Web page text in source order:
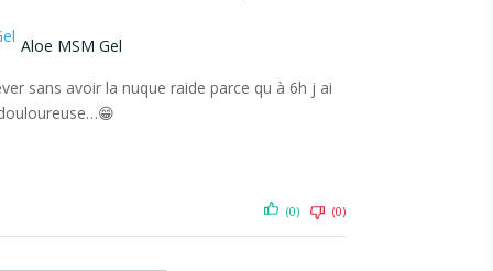
Aloe MSM Gel
sans avoir la nuque raide parce qu à 6h j ai
(0) (0)